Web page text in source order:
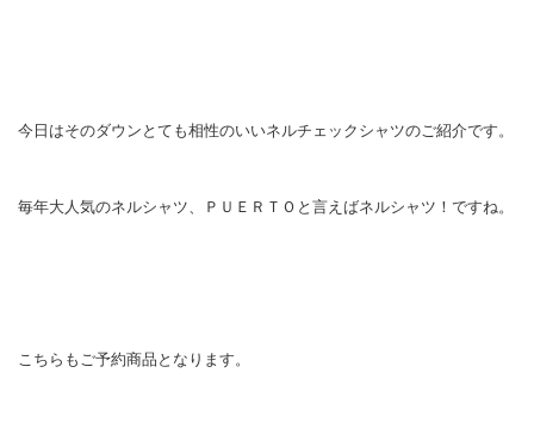
今日はそのダウンとても相性のいいネルチェックシャツのご紹介です。
毎年大人気のネルシャツ、ＰＵＥＲＴＯと言えばネルシャツ！ですね。
こちらもご予約商品となります。